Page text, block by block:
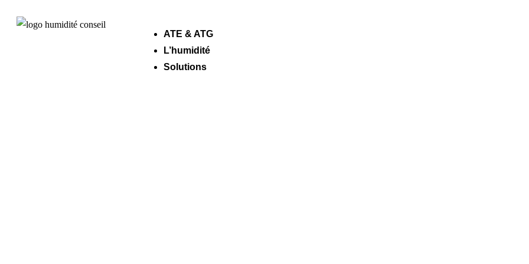
ATE & ATG
L’humidité
Solutions